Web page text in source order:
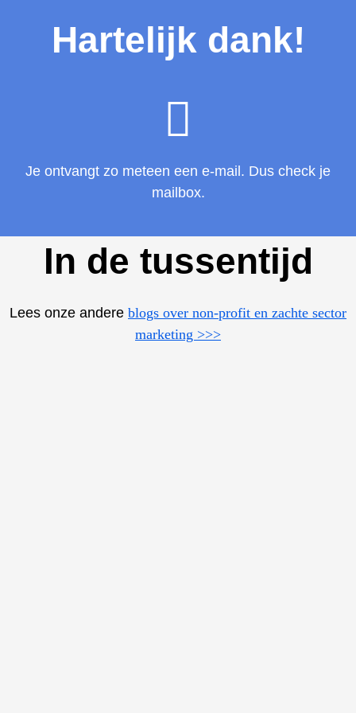
Hartelijk dank!
Je ontvangt zo meteen een e-mail. Dus check je
mailbox.
​In de tussentijd
​Lees onze andere blogs over non-profit en zachte sector
marketing >>>